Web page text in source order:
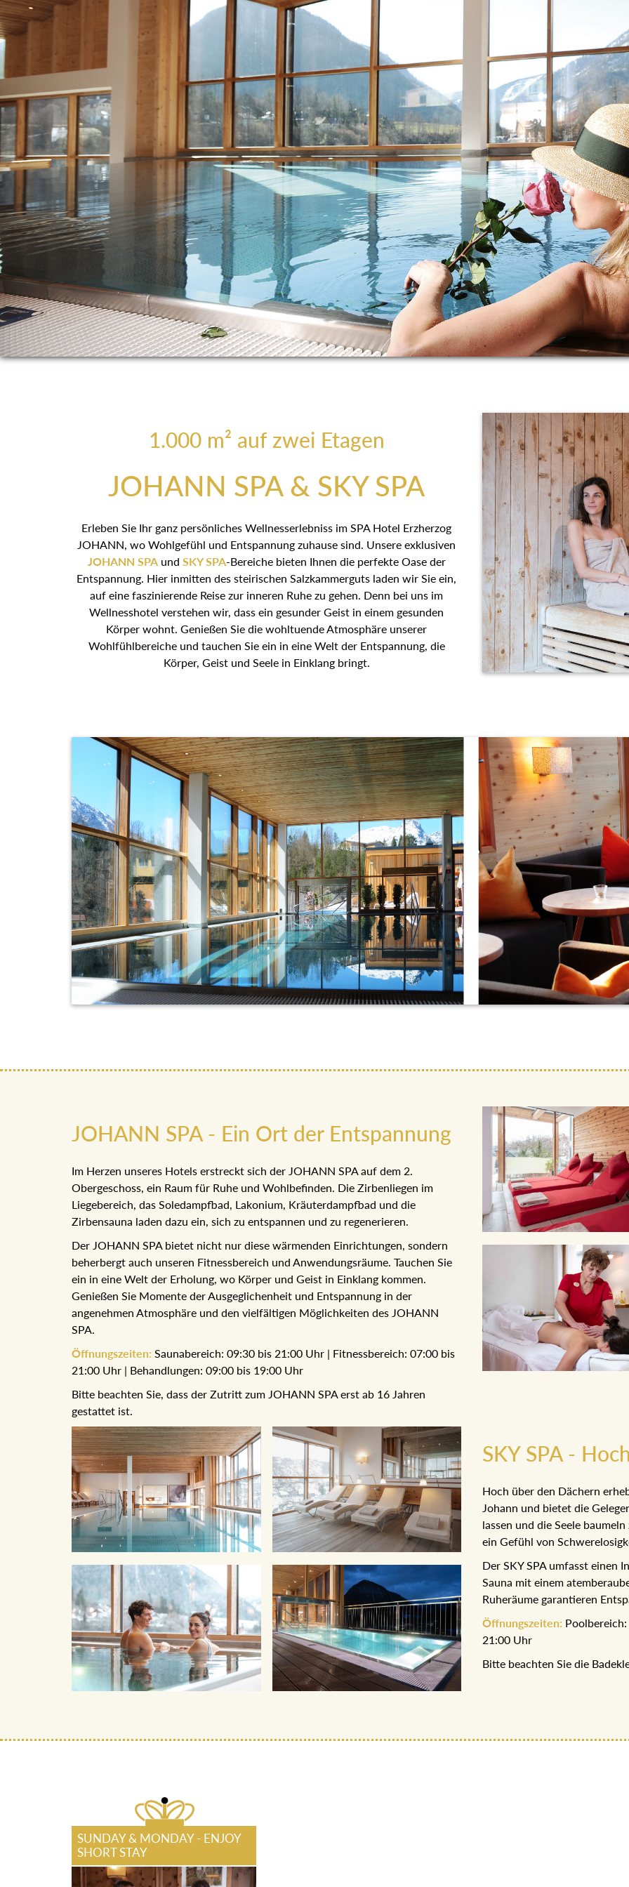
1.000 m² auf zwei Etagen
JOHANN SPA & SKY SPA
Erleben Sie Ihr ganz persönliches Wellnesserlebniss im SPA Hotel Erzherzog
JOHANN, wo Wohlgefühl und Entspannung zuhause sind. Unsere exklusiven
JOHANN SPA undSKY SPA-Bereiche bieten Ihnen die perfekte Oase der
Entspannung. Hier inmitten des steirischen Salzkammerguts laden wir Sie ein, auf
eine faszinierende Reise zur inneren Ruhe zu gehen. Denn bei uns im
Wellnesshotel verstehen wir, dass ein gesunder Geist in einem gesunden Körper
wohnt. Genießen Sie die wohltuende Atmosphäre unserer Wohlfühlbereiche und
tauchen Sie ein in eine Welt der Entspannung, die Körper, Geist und Seele in
Einklang bringt.
JOHANN SPA - Ein Ort der Entspannung
Im Herzen unseres Hotels erstreckt sich der JOHANN SPA auf dem 2.
Obergeschoss, ein Raum für Ruhe und Wohlbefinden. Die Zirbenliegen im
Liegebereich, das Soledampfbad, Lakonium, Kräuterdampfbad und die
Zirbensauna laden dazu ein, sich zu entspannen und zu regenerieren.
Der JOHANN SPA bietet nicht nur diese wärmenden Einrichtungen, sondern
beherbergt auch unseren Fitnessbereich und Anwendungsräume. Tauchen Sie ein
in eine Welt der Erholung, wo Körper und Geist in Einklang kommen. Genießen
Sie Momente der Ausgeglichenheit und Entspannung in der angenehmen
Atmosphäre und den vielfältigen Möglichkeiten des JOHANN SPA.
Öffnungszeiten:
21:00 Uhr | Behandlungen: 09:00 bis 19:00 Uhr
Bitte beachten Sie, dass der Zutritt zum JOHANN SPA erst ab 16 Jahren
gestattet ist.
Johann und bietet die
lassen und die Seele
Gefühl von Schwerelosigkeit.
Der SKY SPA umfasst einen
Sauna mit einem
Ruheräume garantieren
Öffnungszeiten:Poolbereich:
21:00 Uhr
Bitte beachten Sie die
SUNDAY & MONDAY - ENJOY
SHORT STAY